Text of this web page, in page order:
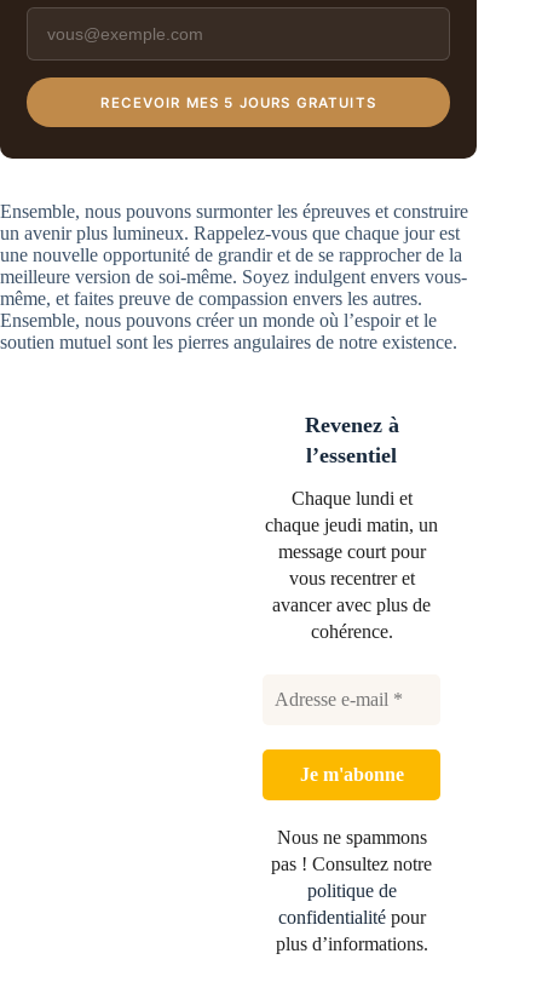
RECEVOIR MES 5 JOURS GRATUITS
Ensemble, nous pouvons surmonter les épreuves et construire
un avenir plus lumineux. Rappelez-vous que chaque jour est
une nouvelle opportunité de grandir et de se rapprocher de la
meilleure version de soi-même. Soyez indulgent envers vous-
même, et faites preuve de compassion envers les autres.
Ensemble, nous pouvons créer un monde où l’espoir et le
soutien mutuel sont les pierres angulaires de notre existence.
Revenez à
l’essentiel
Chaque lundi et
chaque jeudi matin, un
message court pour
vous recentrer et
avancer avec plus de
cohérence.
Nous ne spammons
pas ! Consultez notre
politique de
confidentialitépour
plus d’informations.